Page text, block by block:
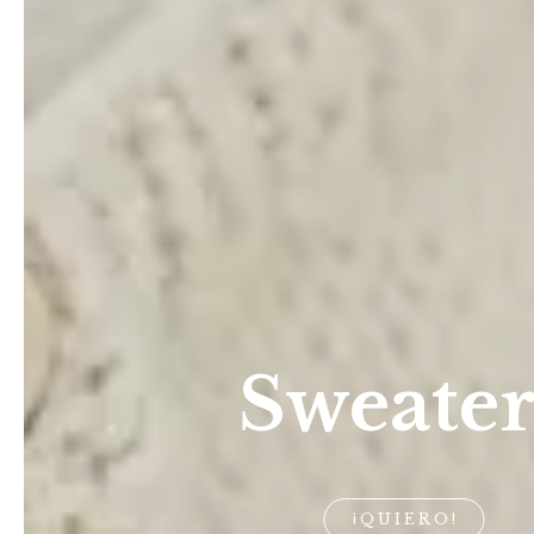
¡QUIERO!